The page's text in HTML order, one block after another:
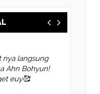
suerr ini ga nyesel beli
nya bro bahan nya bagus
pas di badan cepet lagi